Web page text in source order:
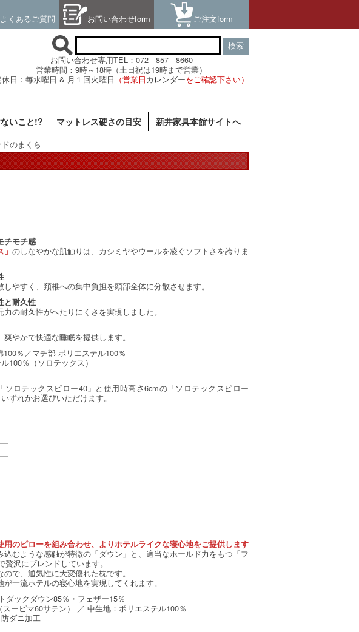
よくあるご質問 お問い合わせform ご注文form
検索
お問い合わせ専用TEL：072 - 857 - 8660
営業時間：9時～18時（土日祝は19時まで営業）
休日：毎水曜日 & 月１回火曜日 （営業日カレンダーをご確認下さい）
いこと!? マットレス硬さの目安
新井家具本館サイトへ
のまくら
チモチ感
のしなやかな肌触りは、カシミヤやウールを凌ぐソフトさを誇りま
やすく、頚椎への集中負担を頭部全体に分散させます。
と耐久性
の耐久性がへたりにくさを実現しました。
やかで快適な睡眠を提供します。
％／マチ部 ポリエステル100％
100％（ソロテックス）
ソロテックスピロー40」と使用時高さ6cmの「ソロテックスピロー
ずれかお選びいただけます。
用のピローを組み合わせ、よりホテルライクな寝心地をご提供します
込むような感触が特徴の「ダウン」と、適当なホールド力をもつ「フ
贅沢にブレンドしています。
で、通気性に大変優れた枕です。
一流ホテルの寝心地を実現してくれます。
ダックダウン85％・フェザー15％
ーピマ60サテン） ／ 中生地：ポリエステル100％
ダニ加工